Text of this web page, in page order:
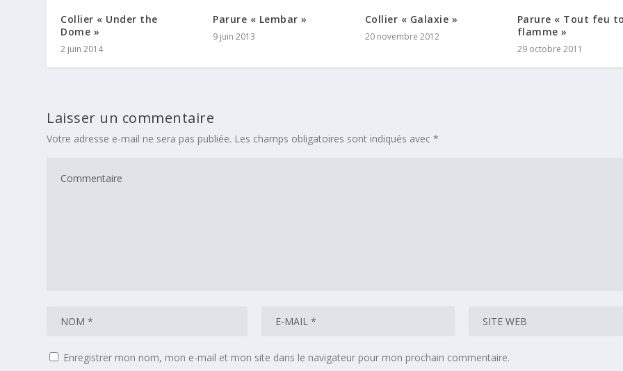
Collier « Under the
Dome »
2 juin 2014
Parure « Lembar »
9 juin 2013
Collier « Galaxie »
20 novembre 2012
Parure « Tout feu
flamme »
29 octobre 2011
Laisser un commentaire
Votre adresse e-mail ne sera pas publiée. Les champs obligatoires sont indiqués avec*
Enregistrer mon nom, mon e-mail et mon site dans le navigateur pour mon prochain commentaire.